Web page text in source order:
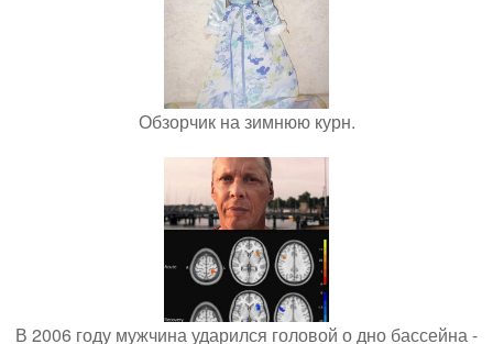
Обзорчик на зимнюю курн.
В 2006 году мужчина ударился головой о дно бассейна -